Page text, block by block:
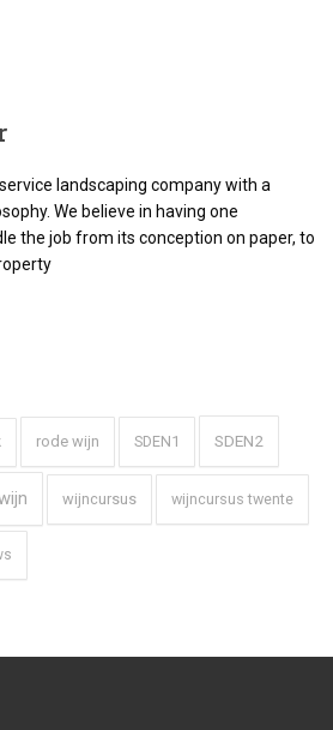
landscaping company with a
We believe in having one
the job from its conception on paper, to
rode wijn SDEN1 SDEN2
wijncursus wijncursus twente